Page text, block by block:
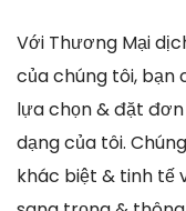
Với Thương Mại
của chúng tôi, bạn
lựa chọn & đặt
dạng của tôi.
khác biệt & tinh tế